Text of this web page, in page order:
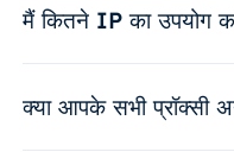
मैं कितने IP का उपयोग
क्या आपके सभी प्रॉक्सी